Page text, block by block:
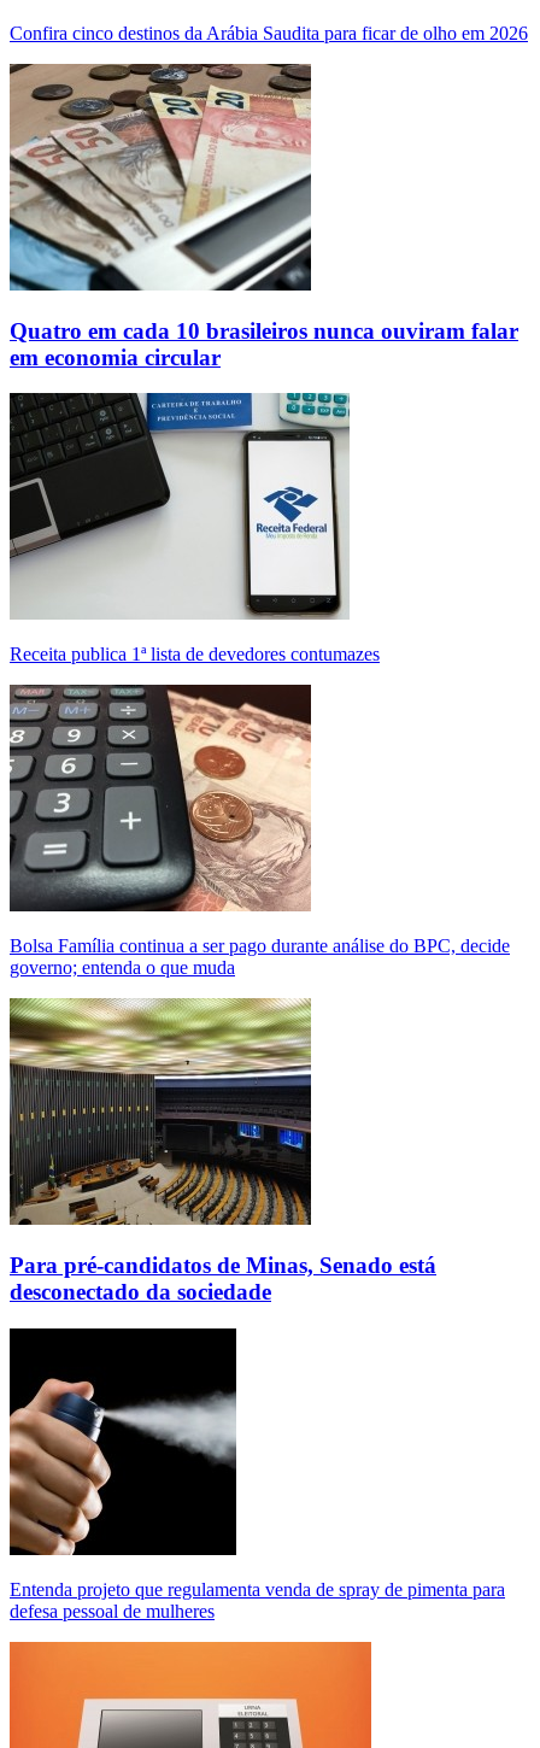
Confira cinco destinos da Arábia Saudita para ficar de olho em 2026
Quatro em cada 10 brasileiros nunca ouviram falar
em economia circular
Receita publica 1ª lista de devedores contumazes
Bolsa Família continua a ser pago durante análise do BPC, decide
governo; entenda o que muda
Para pré-candidatos de Minas, Senado está
desconectado da sociedade
Entenda projeto que regulamenta venda de spray de pimenta para
defesa pessoal de mulheres